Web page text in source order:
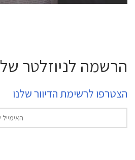
הרשמה לניוזלטר של ChiPortal
הצטרפו לרשימת הדיוור שלנו